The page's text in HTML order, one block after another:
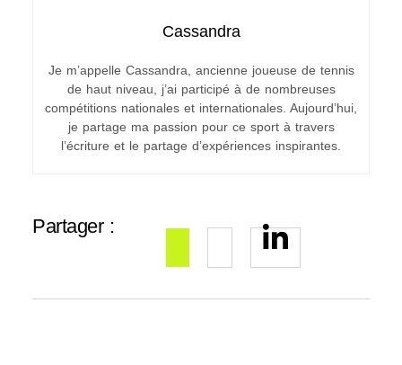
Cassandra
Je m’appelle Cassandra, ancienne joueuse de tennis
de haut niveau, j’ai participé à de nombreuses
compétitions nationales et internationales. Aujourd’hui,
je partage ma passion pour ce sport à travers
l’écriture et le partage d’expériences inspirantes.
Partager :